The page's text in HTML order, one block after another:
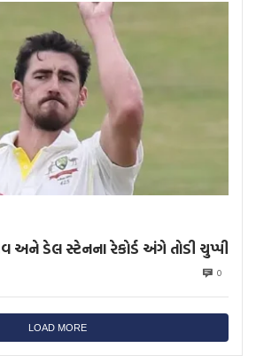
અને ડેલ સ્ટેનના રેકોર્ડ અંગે તોડી ચુપ્પી
0
LOAD MORE